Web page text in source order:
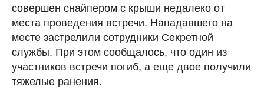
совершен снайпером с крыши недалеко от
места проведения встречи. Нападавшего на
месте застрелили сотрудники Секретной
службы. При этом сообщалось, что один из
участников встречи погиб, а еще двое получили
тяжелые ранения.